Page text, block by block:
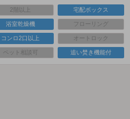
2階以上 宅配ボックス
浴室乾燥機 フローリング
コンロ2口以上 オートロック
ペット相談可 追い焚き機能付